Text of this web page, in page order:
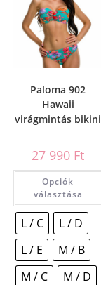
Paloma 902
Hawaii
virágmintás bikini
27 990 Ft
Opciók
választása
L / C
L / D
L / E
M / B
M / C
M / D